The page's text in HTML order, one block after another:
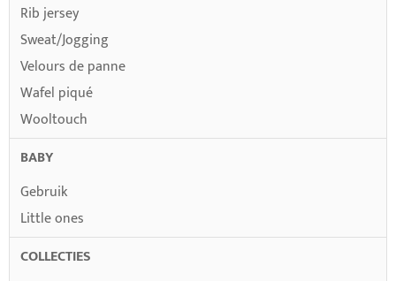
Rib jersey
Sweat/Jogging
Velours de panne
Wafel piqué
Wooltouch
BABY
Gebruik
Little ones
COLLECTIES